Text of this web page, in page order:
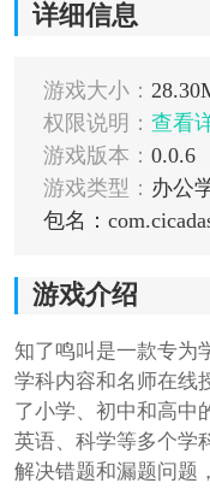
详细信息
游戏大小：
权限说明： 查看
游戏版本： 0.0.6
游戏类型： 办公
包名：
游戏介绍
知了鸣叫是一款专为
学科内容和名师在线
了小学、初中和高中
英语、科学等多个学
解决错题和漏题问题